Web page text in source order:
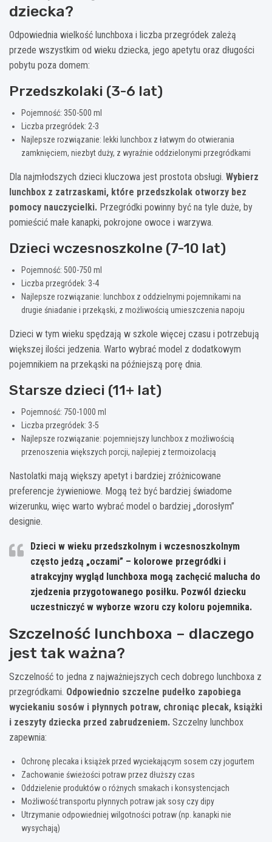
dziecka?
Odpowiednia wielkość lunchboxa i liczba przegródek zależą
przede wszystkim od wieku dziecka, jego apetytu oraz długości
pobytu poza domem:
Przedszkolaki (3-6 lat)
Pojemność: 350-500 ml
Liczba przegródek: 2-3
Najlepsze rozwiązanie: lekki lunchbox z łatwym do otwierania
zamknięciem, niezbyt duży, z wyraźnie oddzielonymi przegródkami
Dla najmłodszych dzieci kluczowa jest prostota obsługi. Wybierz
lunchbox z zatrzaskami, które przedszkolak otworzy bez
pomocy nauczycielki. Przegródki powinny być na tyle duże, by
pomieścić małe kanapki, pokrojone owoce i warzywa.
Dzieci wczesnoszkolne (7-10 lat)
Pojemność: 500-750 ml
Liczba przegródek: 3-4
Najlepsze rozwiązanie: lunchbox z oddzielnymi pojemnikami na
drugie śniadanie i przekąski, z możliwością umieszczenia napoju
Dzieci w tym wieku spędzają w szkole więcej czasu i potrzebują
większej ilości jedzenia. Warto wybrać model z dodatkowym
pojemnikiem na przekąski na późniejszą porę dnia.
Starsze dzieci (11+ lat)
Pojemność: 750-1000 ml
Liczba przegródek: 3-5
Najlepsze rozwiązanie: pojemniejszy lunchbox z możliwością
przenoszenia większych porcji, najlepiej z termoizolacją
Nastolatki mają większy apetyt i bardziej zróżnicowane
preferencje żywieniowe. Mogą też być bardziej świadome
wizerunku, więc warto wybrać model o bardziej „dorosłym”
designie.
Dzieci w wieku przedszkolnym i wczesnoszkolnym
często jedzą „oczami” – kolorowe przegródki i
atrakcyjny wygląd lunchboxa mogą zachęcić malucha do
zjedzenia przygotowanego posiłku. Pozwól dziecku
uczestniczyć w wyborze wzoru czy koloru pojemnika.
Szczelność lunchboxa – dlaczego
jest tak ważna?
Szczelność to jedna z najważniejszych cech dobrego lunchboxa z
przegródkami. Odpowiednio szczelne pudełko zapobiega
wyciekaniu sosów i płynnych potraw, chroniąc plecak, książki
i zeszyty dziecka przed zabrudzeniem. Szczelny lunchbox
zapewnia:
Ochronę plecaka i książek przed wyciekającym sosem czy jogurtem
Zachowanie świeżości potraw przez dłuższy czas
Oddzielenie produktów o różnych smakach i konsystencjach
Możliwość transportu płynnych potraw jak sosy czy dipy
Utrzymanie odpowiedniej wilgotności potraw (np. kanapki nie
wysychają)